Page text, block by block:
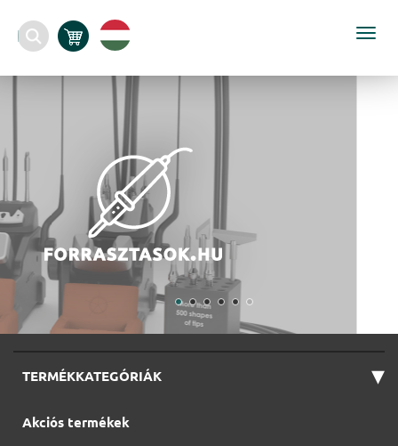
TERMÉKKATEGÓRIÁK ▾
Akciós termékek